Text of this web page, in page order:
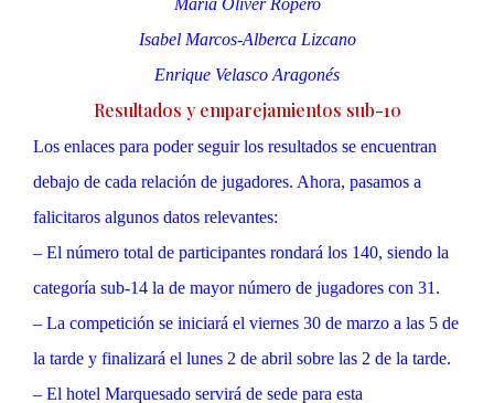
María Oliver Ropero
Isabel Marcos-Alberca Lizcano
Enrique Velasco Aragonés
Resultados y emparejamientos sub-10
Los enlaces para poder seguir los resultados se encuentran
debajo de cada relación de jugadores. Ahora, pasamos a
falicitaros algunos datos relevantes:
– El número total de participantes rondará los 140, siendo la
categoría sub-14 la de mayor número de jugadores con 31.
– La competición se iniciará el viernes 30 de marzo a las 5 de
la tarde y finalizará el lunes 2 de abril sobre las 2 de la tarde.
– El hotel Marquesado servirá de sede para esta